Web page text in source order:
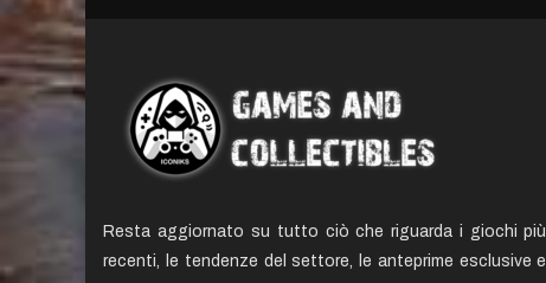
Resta aggiornato su tutto ciò che riguarda i giochi più
recenti, le tendenze del settore, le anteprime esclusive e